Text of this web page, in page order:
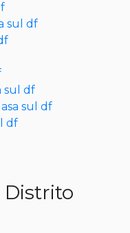
sul df
sul df
sul df
df
Distrito